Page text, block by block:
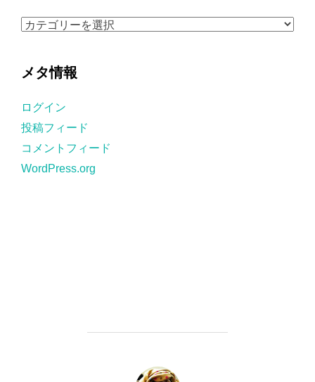
ブ
カ
ー
メタ情報
ログイン
投稿フィード
コメントフィード
WordPress.org
投稿者